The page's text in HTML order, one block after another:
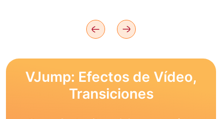
VJump: Efectos de Vídeo,
Transiciones